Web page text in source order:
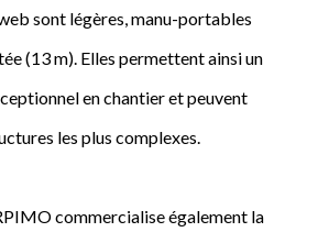
sont légères, manu-portables
(13 m). Elles permettent ainsi un
en chantier et peuvent
les plus complexes.
commercialise également la